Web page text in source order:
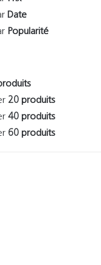
Date
Popularité
20 produits
40 produits
60 produits